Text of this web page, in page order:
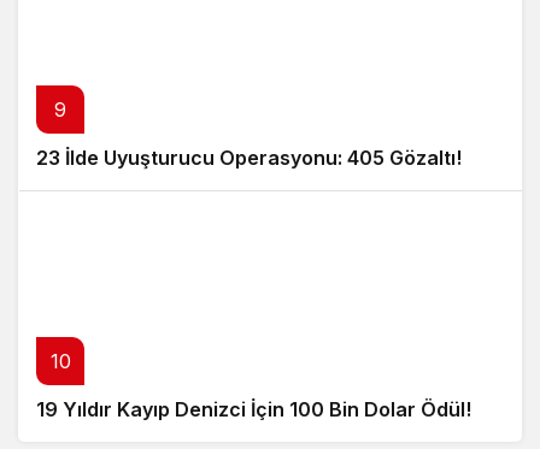
9
23 İlde Uyuşturucu Operasyonu: 405 Gözaltı!
10
19 Yıldır Kayıp Denizci İçin 100 Bin Dolar Ödül!